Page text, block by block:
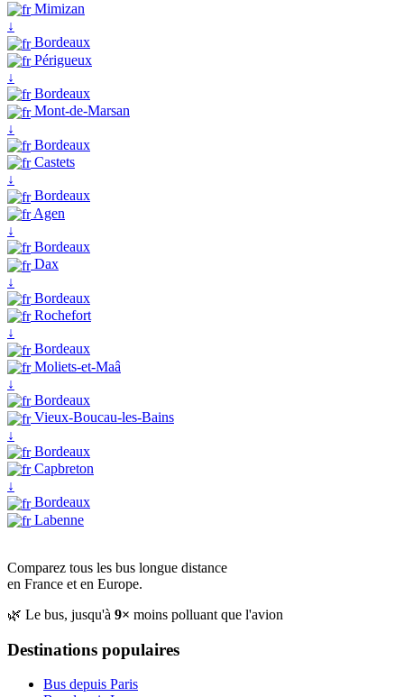
Mimizan
↓
Bordeaux
Périgueux
↓
Bordeaux
Mont-de-Marsan
↓
Bordeaux
Castets
↓
Bordeaux
Agen
↓
Bordeaux
Dax
↓
Bordeaux
Rochefort
↓
Bordeaux
Moliets-et-Maâ
↓
Bordeaux
Vieux-Boucau-les-Bains
↓
Bordeaux
Capbreton
↓
Bordeaux
Labenne
Comparez tous les bus longue distance
en France et en Europe.
🌿 Le bus, jusqu'à 9× moins polluant que l'avion
Destinations populaires
Bus depuis Paris